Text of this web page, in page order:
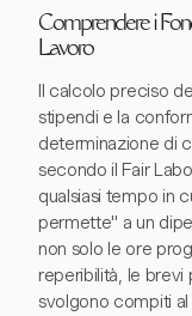
Comprendere i
Lavoro
Il calcolo preciso
stipendi e la
determinazione di
secondo il Fair
qualsiasi tempo in
permette" a un
non solo le ore
reperibilità, le brevi
svolgono compiti